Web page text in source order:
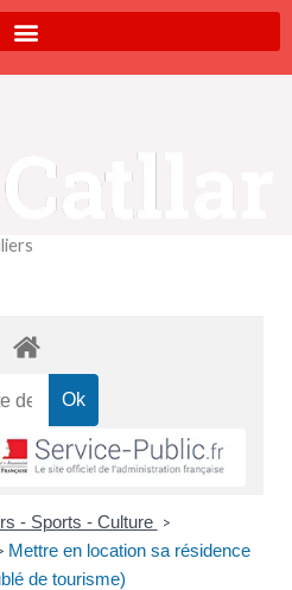
- Sports - Culture >
Mettre en location sa résidence
de tourisme)